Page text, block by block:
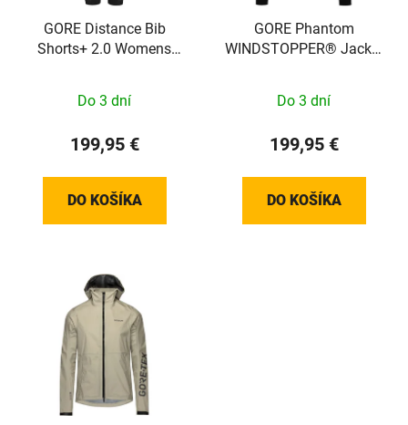
GORE Distance Bib
Shorts+ 2.0 Womens
Do 3 dní
199,95 €
DO KOŠÍKA
GORE Phantom
WINDSTOPPER® Jacket
Do 3 dní
199,95 €
DO KOŠÍKA